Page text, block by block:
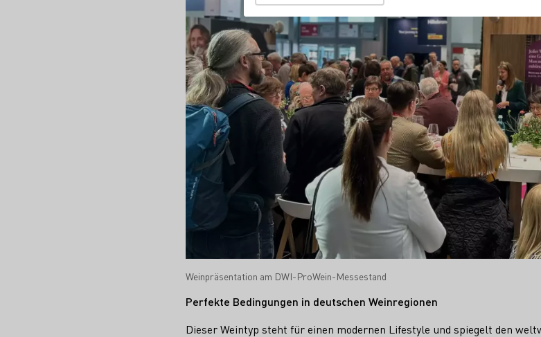
Weinpräsentation am DWI-ProWein-Messestand
Perfekte Bedingungen in deutschen Weinregionen
Dieser Weintyp steht für einen modernen Lifestyle und spiegelt den